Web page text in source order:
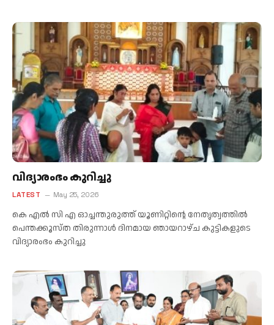
വിദ്യാരംഭം കുറിച്ചു
LATEST May 25, 2026
കെ എൽ സി എ ഓച്ചന്തുരുത്ത് യൂണിറ്റിന്റെ നേതൃത്വത്തിൽ
പെന്തക്കൂസ്ത തിരുന്നാൾ ദിനമായ ഞായറാഴ്ച കുട്ടികളുടെ
വിദ്യാരംഭം കുറിച്ചു